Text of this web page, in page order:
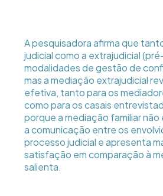
A pesquisadora afirma que
judicial como a extrajudicial
modalidades de gestão de
mas a mediação extrajudicial
efetiva, tanto para os
como para os casais
porque a mediação familiar
a comunicação entre os
processo judicial e apresenta
satisfação em comparação à
salienta.